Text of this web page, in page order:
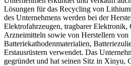
Lösungen für das Recycling von
des Unternehmens werden bei der
Elektrofahrzeugen, tragbarer Elektronik,
Arzneimitteln sowie von Herstellern von
Batteriekathodenmaterialien,
Erstausrüstern verwendet. Das
gegründet und hat seinen Sitz in Xinyu,